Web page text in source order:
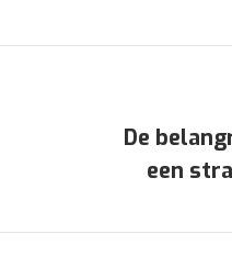
Volgende
De
een